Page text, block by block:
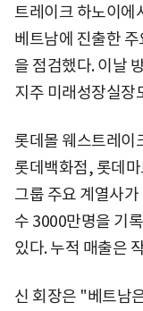
트레이크 하노이에
베트남에 진출한
을 점검했다. 이날
지주 미래성장실장
롯데몰 웨스트레이
롯데백화점, 롯데
그룹 주요 계열사
수 3000만명을 기
있다. 누적 매출은
신 회장은 "베트남